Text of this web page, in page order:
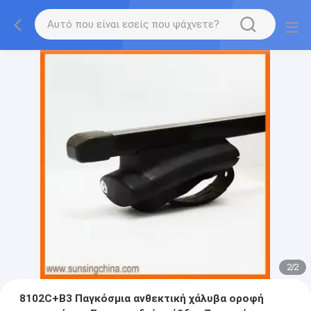
2/2
8102C+B3 Παγκόσμια ανθεκτική χάλυβα οροφή